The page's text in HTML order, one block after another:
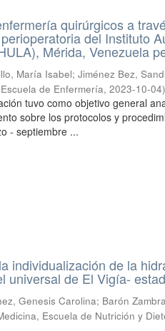
quirúrgicos a
del Instituto
Mérida, Venezuela
María Isabel;Jiménez Bez,
de Enfermería,2023-10-04)
tuvo como objetivo general
sobre los protocolos y
- septiembre ...
individualización de la
universal de El Vigía-
Genesis Carolina; Barón
Escuela de Nutrición y